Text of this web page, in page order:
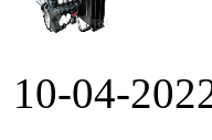
10-04-